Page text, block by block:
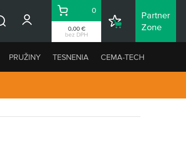
0,00 €
bez DPH
Košík
0
Nákupný
Partner
Zone
PRUŽINY TESNENIA CEMA-TECH